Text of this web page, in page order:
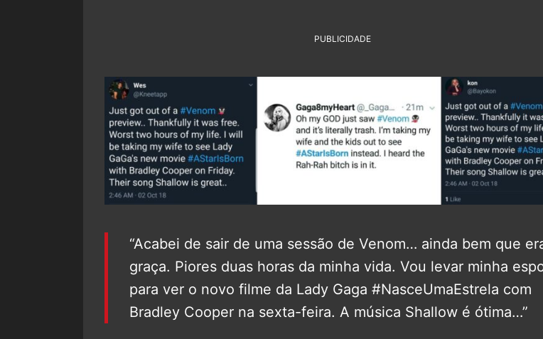
PUBLICIDADE
“Acabei de sair de uma sessão de Venom… ainda bem que
graça. Piores duas horas da minha vida. Vou levar minha
para ver o novo filme da Lady Gaga #NasceUmaEstrela com
Bradley Cooper na sexta-feira. A música Shallow é ótima…”